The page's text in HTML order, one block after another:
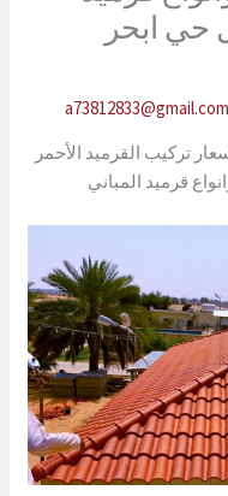
حي ابحر
a73812833@gmail.com
تركيب القرميد الأحمر
قرميد المباني